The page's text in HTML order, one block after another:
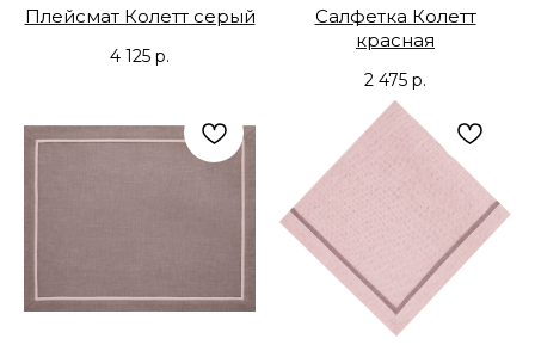
Плейсмат Колетт серый
4 125 р.
Салфетка Колетт
красная
2 475 р.